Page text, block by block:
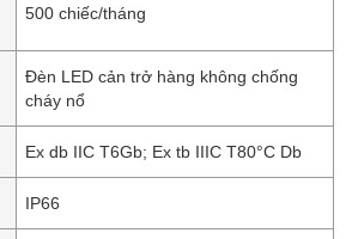
500 chiếc/tháng
Đèn LED cản trở hàng không chống
cháy nổ
Ex db IIC T6Gb; Ex tb IIIC T80°C Db
IP66